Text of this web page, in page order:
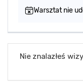
Warsztat nie
Nie znalazłeś